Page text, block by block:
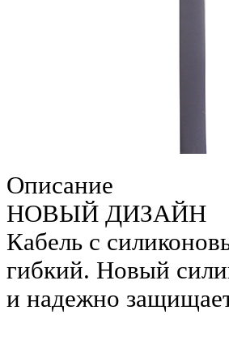
Описание
НОВЫЙ ДИЗАЙН
Кабель с
гибкий. Новый
и надежно